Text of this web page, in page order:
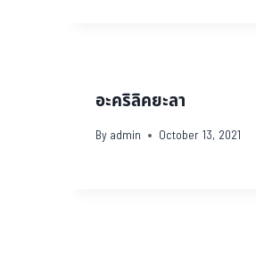
อะคริลิคยะลา
By admin October 13, 2021